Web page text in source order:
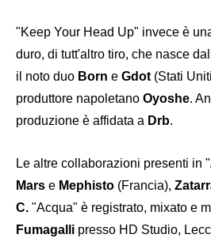
"Keep Your Head Up" invece è
duro, di tutt'altro tiro, che nasce
il noto duo Born e Gdot(Stati
produttore napoletano Oyoshe.
produzione è affidata a Drb.
Le altre collaborazioni presenti in
Mars e Mephisto (Francia),
C. "Acqua" è registrato, mixato e
Fumagalli presso HD Studio,